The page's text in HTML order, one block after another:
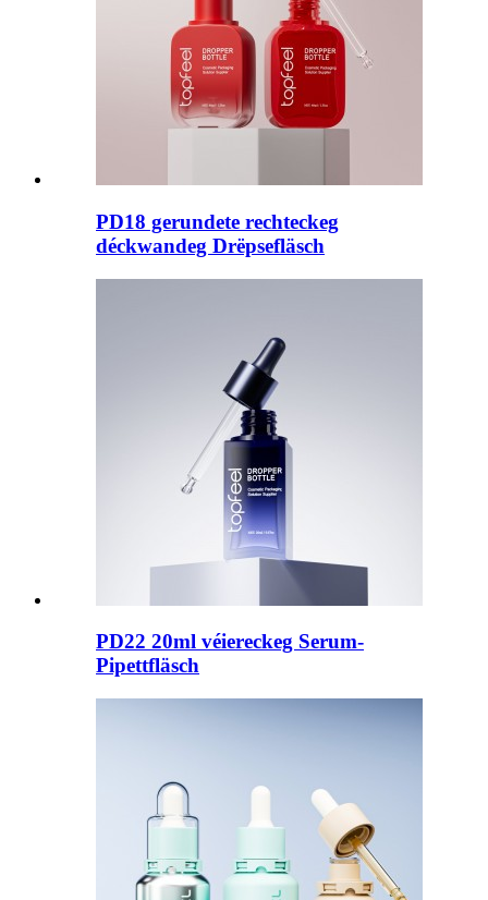
PD18 gerundete rechteckeg
déckwandeg Drëpsefläsch
PD22 20ml véiereckeg Serum-
Pipettfläsch